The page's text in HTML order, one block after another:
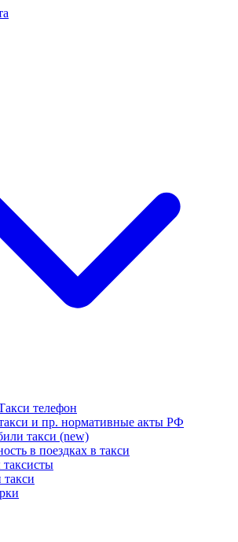
телефон
и пр. нормативные акты РФ
такси (new)
в поездках в такси